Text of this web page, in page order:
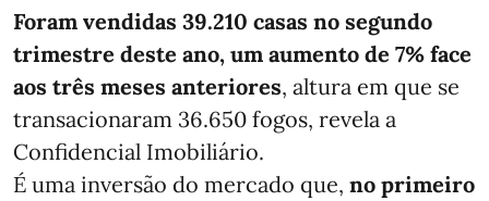
Foram vendidas 39.210 casas no segundo
trimestre deste ano, um aumento de 7% face
aos três meses anteriores, altura em que se
transacionaram 36.650 fogos, revela a
Confidencial Imobiliário.
É uma inversão do mercado que, no primeiro